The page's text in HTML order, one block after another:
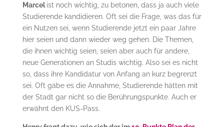
Marcelist noch wichtig, zu betonen, dass ja auch viele
Studierende kandidieren. Oft sei die Frage, was das für
ein Nutzen sei, wenn Studierende jetzt ein paar Jahre
hier seien und dann wieder weg gehen. Die Themen,
die ihnen wichtig seien, seien aber auch für andere,
neue Generationen an Studis wichtig. Also sei es nicht
so, dass ihre Kandidatur von Anfang an kurz begrenzt
sei. Oft gäbe es die Annahme, Studierende hätten mit
der Stadt gar nicht so die Berührungspunkte. Auch er
erwähnt den KUS-Pass.